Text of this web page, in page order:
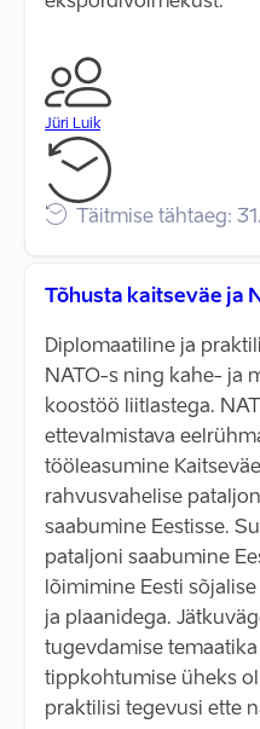
Jüri Luik
Täitmise tähtaeg:
Tõhusta kaitseväe ja
Diplomaatiline ja
NATO-s ning kahe- ja
koostöö liitlastega.
ettevalmistava
tööleasumine
rahvusvahelise
saabumine Eestisse.
pataljoni saabumine
lõimimine Eesti
ja plaanidega.
tugevdamise
tippkohtumise üheks
praktilisi tegevusi ette